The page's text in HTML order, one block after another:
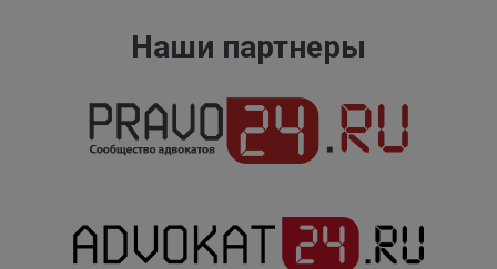
Наши партнеры